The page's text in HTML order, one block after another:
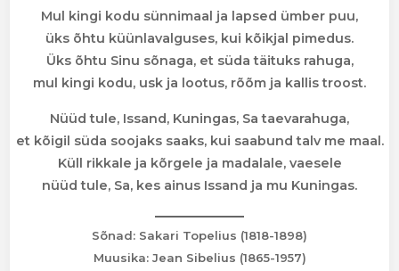
Mul kingi kodu sünnimaal ja lapsed ümber puu,
üks õhtu küünlavalguses, kui kõikjal pimedus.
Üks õhtu Sinu sõnaga, et süda täituks rahuga,
mul kingi kodu, usk ja lootus, rõõm ja kallis troost.
Nüüd tule, Issand, Kuningas, Sa taevarahuga,
et kõigil süda soojaks saaks, kui saabund talv me maal.
Küll rikkale ja kõrgele ja madalale, vaesele
nüüd tule, Sa, kes ainus Issand ja mu Kuningas.
Sõnad: Sakari Topelius (1818-1898)
Muusika: Jean Sibelius (1865-1957)